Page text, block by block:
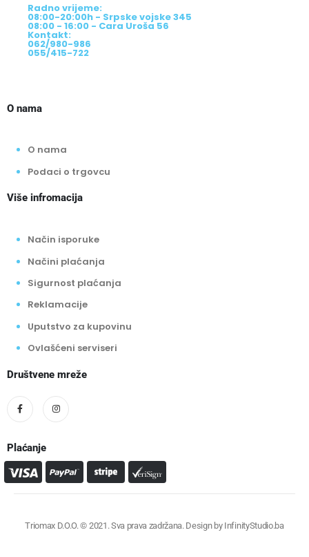
Radno vrijeme:
08:00-20:00h - Srpske vojske 345
08:00 - 16:00 - Cara Uroša 56
Kontakt:
062/980-986
055/415-722
O nama
O nama
Podaci o trgovcu
Više infromacija
Način isporuke
Načini plaćanja
Sigurnost plaćanja
Reklamacije
Uputstvo za kupovinu
Ovlašćeni serviseri
Društvene mreže
Plaćanje
Triomax D.O.O. © 2021. Sva prava zadržana. Design by InfinityStudio.ba